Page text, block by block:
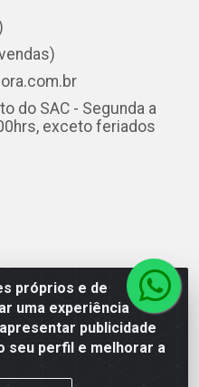
próprios e de
uma experiência
publicidade
seu perfil e melhorar a
do SAC - Segunda a
exceto feriados
de Góes Monteiro, 7049
- CEP 57061-000 - CNPJ
0001-20